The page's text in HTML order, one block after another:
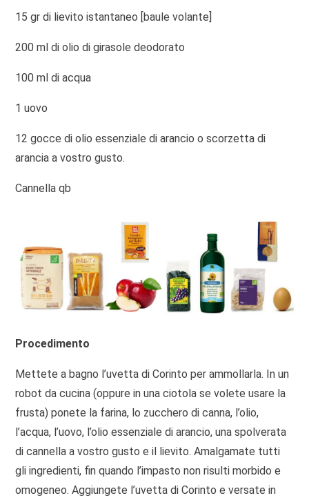
15 gr di lievito istantaneo [baule volante]
200 ml di olio di girasole deodorato
100 ml di acqua
1 uovo
12 gocce di olio essenziale di arancio o scorzetta di
arancia a vostro gusto.
Cannella qb
Procedimento
Mettete a bagno l’uvetta di Corinto per ammollarla. In un
robot da cucina (oppure in una ciotola se volete usare la
frusta) ponete la farina, lo zucchero di canna, l’olio,
l’acqua, l’uovo, l’olio essenziale di arancio, una spolverata
di cannella a vostro gusto e il lievito. Amalgamate tutti
gli ingredienti, fin quando l’impasto non risulti morbido e
omogeneo. Aggiungete l’uvetta di Corinto e versate in